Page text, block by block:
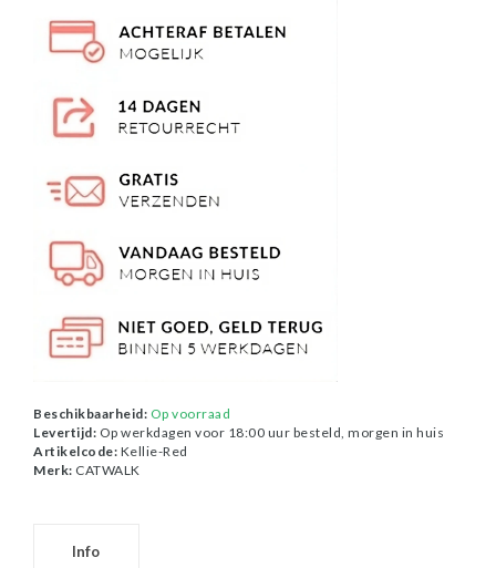
Beschikbaarheid: Op voorraad
Levertijd: Op werkdagen voor 18:00 uur besteld, morgen in huis
Artikelcode: Kellie-Red
Merk: CATWALK
Info